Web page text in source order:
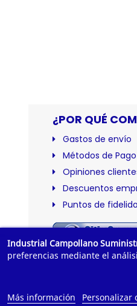
¿POR QUÉ
Gastos de envío
Métodos de Pago
Opiniones
Descuentos
Puntos de
Industrial Campollano
preferencias mediante el
Más información Personalizar